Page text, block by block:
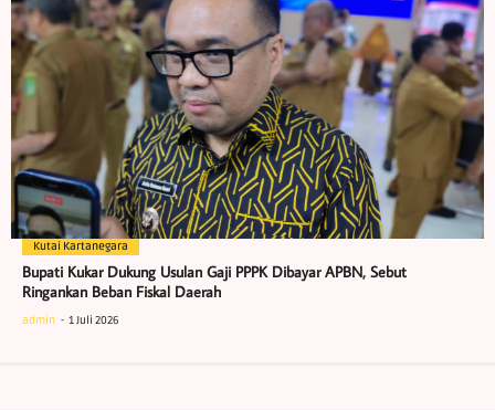
Kutai Kartanegara
Bupati Kukar Dukung Usulan Gaji PPPK Dibayar APBN, Sebut
Ringankan Beban Fiskal Daerah
admin 1 Juli 2026